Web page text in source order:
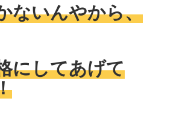
ないんやから、
にしてあげて